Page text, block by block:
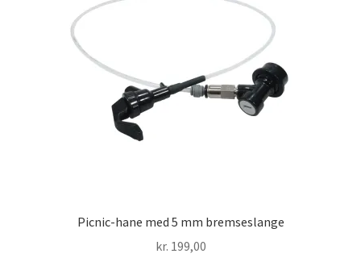
Picnic-hane med 5 mm bremseslange
kr. 199,00